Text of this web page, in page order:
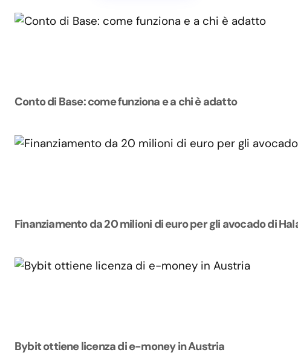
Conto di Base: come funziona e a chi è adatto
Finanziamento da 20 milioni di euro per gli avocado di
Bybit ottiene licenza di e-money in Austria